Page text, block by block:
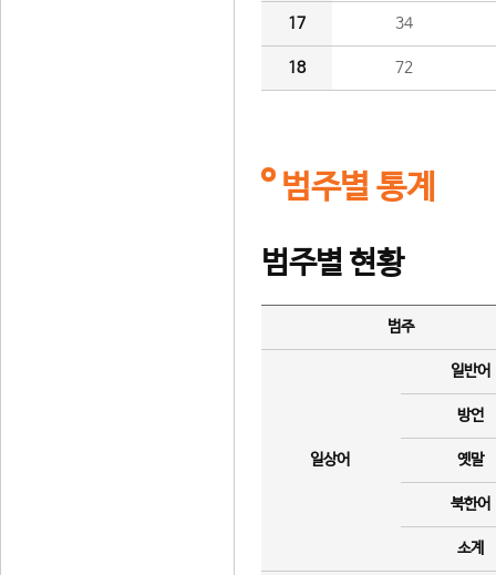
17 34
18 72
범주별 통계
범주별 현황
범주
일상어
일반어
방언
옛말
북한어
소계